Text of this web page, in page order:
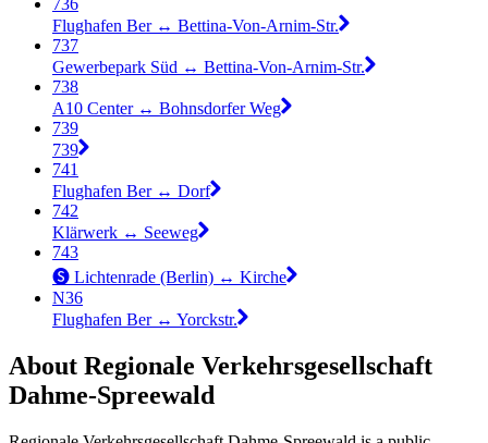
Flughafen Ber ↔︎ Bettina-Von-Arnim-Str.
737
Gewerbepark Süd ↔︎ Bettina-Von-Arnim-Str.
738
A10 Center ↔︎ Bohnsdorfer Weg
739
739
741
Flughafen Ber ↔︎ Dorf
742
Klärwerk ↔︎ Seeweg
743
🅢 Lichtenrade (Berlin) ↔︎ Kirche
N36
Flughafen Ber ↔︎ Yorckstr.
About Regionale Verkehrsgesellschaft
Dahme-Spreewald